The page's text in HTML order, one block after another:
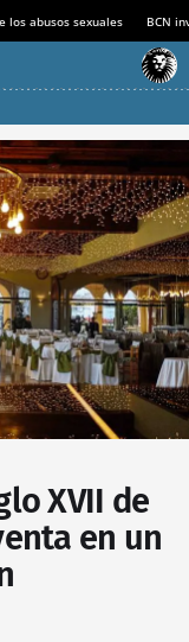
los abusos sexuales BCN
XVII de
en un